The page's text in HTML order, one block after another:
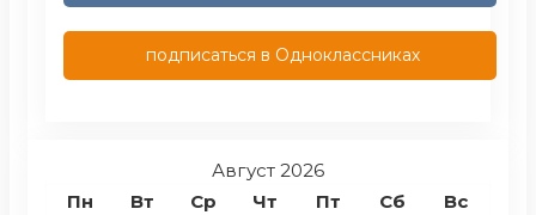
подписаться в Одноклассниках
Август 2026
Пн
Вт Ср Чт Пт Сб Вс